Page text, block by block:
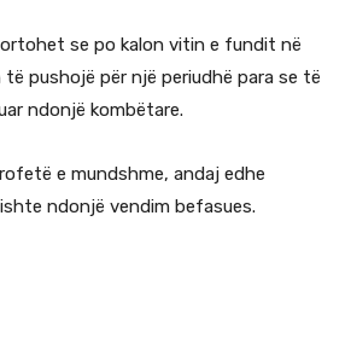
se po kalon vitin e fundit në
pushojë për një periudhë para se të
ndonjë kombëtare.
e mundshme, andaj edhe
ndonjë vendim befasues.